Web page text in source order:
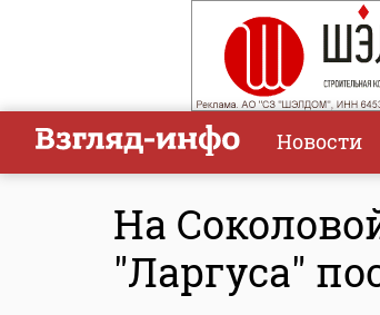
Новости
На
"Ларгуса"